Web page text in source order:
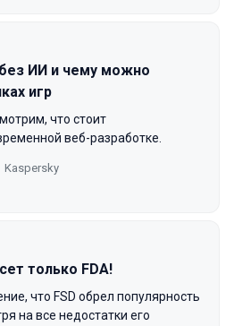
ИИ и чему можно
игр
что стоит
веб-разработке.
Kaspersky
только FDA!
что FSD обрел популярность
на все недостатки его